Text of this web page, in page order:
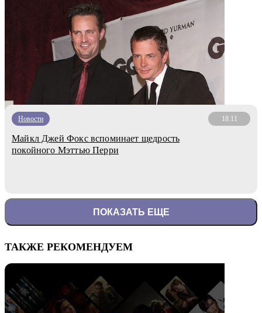
Новости 18.11
Майкл Джей Фокс вспоминает щедрость
покойного Мэттью Перри
ПОКАЗАТЬ ЕЩЕ
ТАКЖЕ РЕКОМЕНДУЕМ